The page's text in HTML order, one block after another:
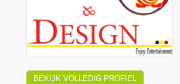
BEKIJK VOLLEDIG PROFIEL